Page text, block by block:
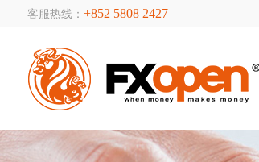
客服热线： +852 5808 2427